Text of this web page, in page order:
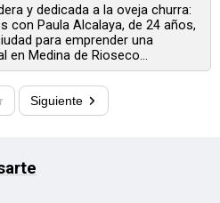
y dedicada a la oveja churra:
con Paula Alcalaya, de 24 años,
para emprender una
en Medina de Rioseco...
Siguiente